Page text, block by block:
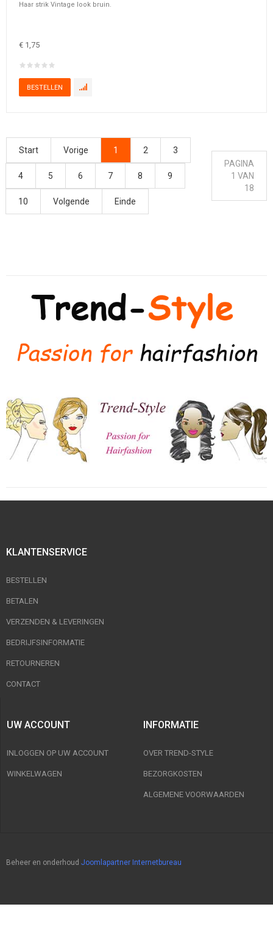
Haar strik Vintage look bruin.
€ 1,75
Start Vorige 1 2 3
4 5 6 7 8 9
10 Volgende Einde
PAGINA
1 VAN
18
KLANTENSERVICE
BESTELLEN
BETALEN
VERZENDEN & LEVERINGEN
BEDRIJFSINFORMATIE
RETOURNEREN
CONTACT
UW ACCOUNT
INLOGGEN OP UW ACCOUNT
WINKELWAGEN
INFORMATIE
OVER TREND-STYLE
BEZORGKOSTEN
ALGEMENE VOORWAARDEN
Beheer en onderhoud Joomlapartner Internetbureau